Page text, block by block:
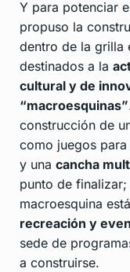
Y para potenciar
propuso la
dentro de la grilla
destinados a la
cultural y de
“macroesquinas”
construcción de
como juegos
y una cancha
punto de
macroesquina
recreación y
sede de
a construirse.